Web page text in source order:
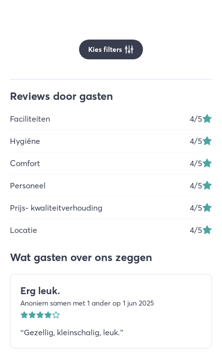
Kies filters
Reviews door gasten
Faciliteiten 4/5
Hygiëne 4/5
Comfort 4/5
Personeel 4/5
Prijs- kwaliteitverhouding 4/5
Locatie 4/5
Wat gasten over ons zeggen
Erg leuk.
Anoniem samen met 1 ander op 1 jun 2025
“Gezellig, kleinschalig, leuk.”